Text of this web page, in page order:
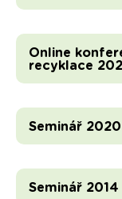
Online
recyklace
Seminář 2020
Seminář 2014